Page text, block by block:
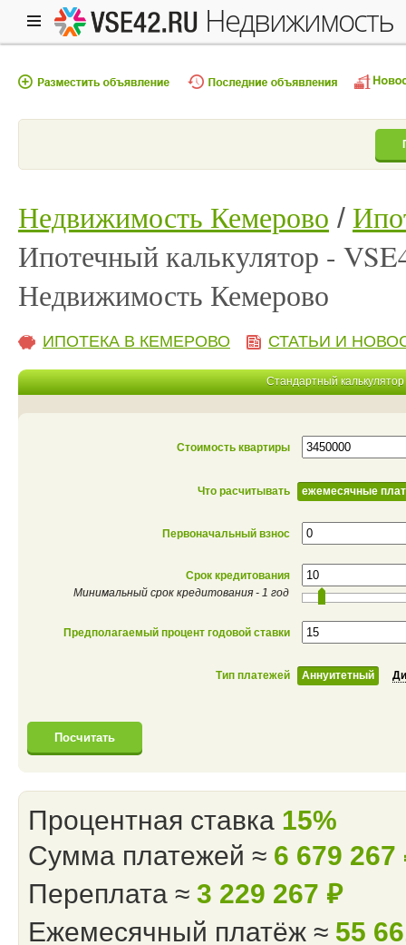
недвижимость
Недвижимость Кемерово
Ипотечный калькулятор -
Недвижимость Кемерово
ИПОТЕКА В КЕМЕРОВО СТАТЬИ И
Стандартный калькулятор
Стоимость квартиры
Что расчитывать ежемесячные
Первоначальный взнос
Срок кредитования
Минимальный срок кредитования - 1 год
Предполагаемый процент годовой ставки
Тип платежей Аннуитетный
Процентная ставка 15%
Сумма платежей ≈ 6 679 267
Переплата ≈ 3 229 267 ⃏
Ежемесячный платёж ≈ 55